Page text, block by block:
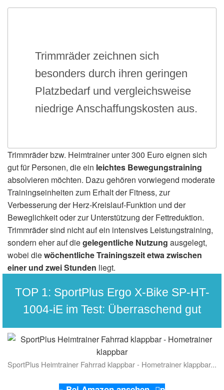
Trimmräder zeichnen sich
besonders durch ihren geringen
Platzbedarf und vergleichsweise
niedrige Anschaffungskosten aus.
Trimmräder bzw. Heimtrainer unter 300 Euro eignen sich
gut für Personen, die ein leichtes Bewegungstraining
absolvieren möchten. Dazu gehören vorwiegend moderate
Trainingseinheiten zum Erhalt der Fitness, zur
Verbesserung der Herz-Kreislauf-Funktion und der
Beweglichkeit oder zur Unterstützung der Fettreduktion.
Trimmräder sind nicht auf ein intensives Leistungstraining,
sondern eher auf diegelegentliche Nutzung ausgelegt,
wobei diewöchentliche Trainingszeit etwa zwischen
einer und zwei Stunden liegt.
TOP 1: SportPlus Ergo X-Bike SP-HT-
1004-iE im Test: Überraschend gut
SportPlus Heimtrainer Fahrrad klappbar - Hometrainer klappbar...